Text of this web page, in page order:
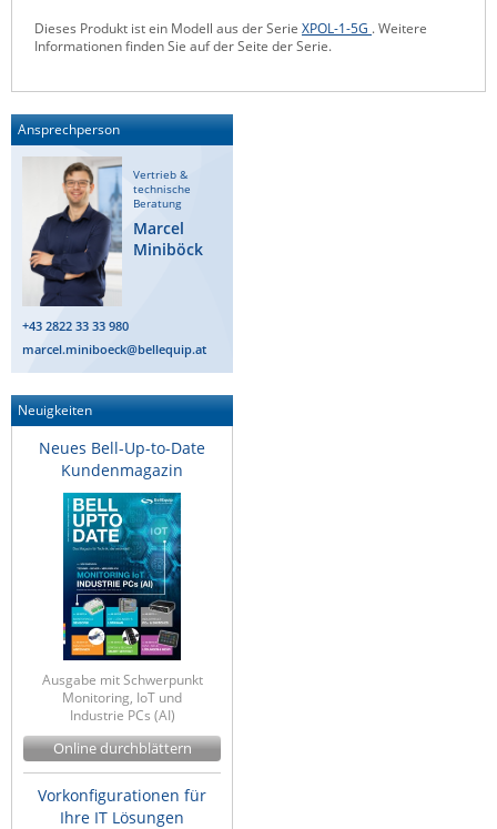
Power Kingdom
Poynting
Raritan
Riello UPS
Server Technology
Siretta
SIRIO Antenne
Sunbird
Tactical Software
TEKTELIC
Teltonika
Unwired Networks
Vision
WATTECO
Westermo
Yuasa
ZPE Systems
News zu unseren Herstellern
Dieses Produkt ist ein Modell aus der Serie XPOL-1-5G . Weitere
Informationen finden Sie auf der Seite der Serie.
Ansprechperson
Vertrieb &
technische
Beratung
Marcel
Miniböck
+43 2822 33 33 980
marcel.miniboeck@bellequip.at
Neuigkeiten
Neues Bell-Up-to-Date
Kundenmagazin
Ausgabe mit Schwerpunkt
Monitoring, IoT und
Industrie PCs (AI)
Online durchblättern
Vorkonfigurationen für
Ihre IT Lösungen